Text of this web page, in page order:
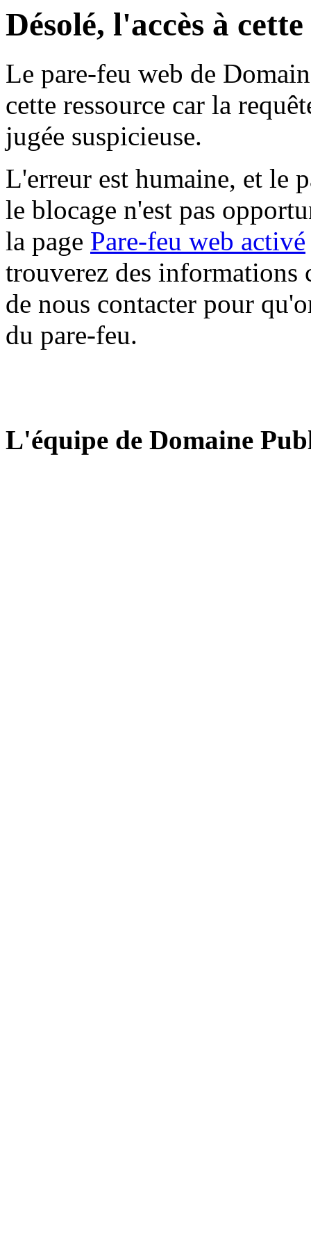
Désolé, l'accès à
Le pare-feu web de
cette ressource car la
jugée suspicieuse.
L'erreur est humaine, et le
le blocage n'est pas
la page Pare-feu web activé
trouverez des informations
de nous contacter pour
du pare-feu.
L'équipe de Domaine